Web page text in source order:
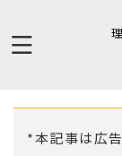
*本記事は広